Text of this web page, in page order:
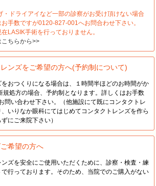
ドライアイなど一部の診察がお受け頂けない場合
手数ですが0120-827-001へお問合わせ下さい。
LASIK手術を行っておりません。
ちらから>>
ンズをご希望の方へ(予約制について)
おつくりになる場合は、１時間半ほどのお時間がか
規処方の場合、予約制となります。詳しくはお手数
問い合わせ下さい。（他施設にて既にコンタクトレ
いりなか眼科にてはじめてコンタクトレンズを作ら
にご来院下さい）
希望の方へ
ズを安全にご使用いただくために、診察・検査・練
行っております。そのため、当院でのご購入がない